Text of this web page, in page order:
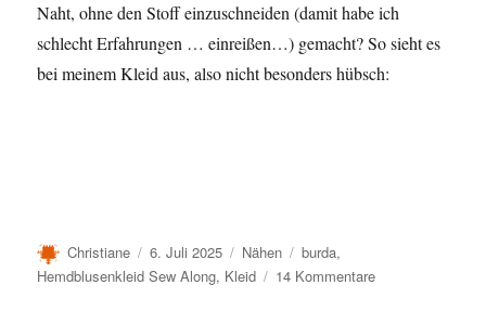
Naht, ohne den Stoff einzuschneiden (damit habe ich
schlecht Erfahrungen … einreißen…) gemacht? So sieht es
bei meinem Kleid aus, also nicht besonders hübsch:
Autor
Christiane
Veröffentlicht
am
6. Juli 2025 Kategorien
Nähen Schlagwörter
burda,
Hemdblusenkleid Sew Along, Kleid 14 Kommentarezu